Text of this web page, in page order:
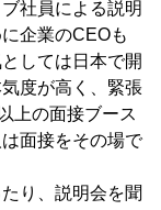
社員による説明
企業のCEOも
しては日本で開
度が高く、緊張
上の面接ブース
面接をその場で
り、説明会を聞